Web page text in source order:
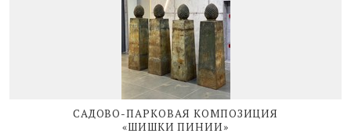
САДОВО-ПАРКОВАЯ КОМПОЗИЦИЯ
«ШИШКИ ПИНИИ»